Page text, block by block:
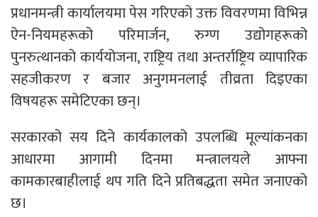
प्रधानमन्त्री कार्यालयमा पेस गरिएको उक्त विवरणमा विभिन्न
ऐन-नियमहरूको परिमार्जन, रुग्ण उद्योगहरूको
पुनरुत्थानको कार्ययोजना, राष्ट्रिय तथा अन्तर्राष्ट्रिय व्यापारिक
सहजीकरण र बजार अनुगमनलाई तीव्रता दिइएका
विषयहरू समेटिएका छन्।
सरकारको सय दिने कार्यकालको उपलब्धि मूल्यांकनका
आधारमा आगामी दिनमा मन्त्रालयले आफ्ना
कामकारबाहीलाई थप गति दिने प्रतिबद्धता समेत जनाएको
छ।